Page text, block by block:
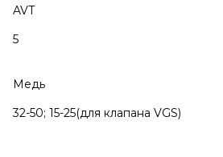
AVT
5
Медь
32-50; 15-25(для клапана VGS)